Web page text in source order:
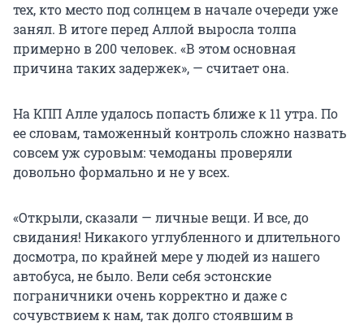
тех, кто место под солнцем в начале очереди уже
занял. В итоге перед Аллой выросла толпа
примерно в 200 человек. «В этом основная
причина таких задержек», — считает она.
На КПП Алле удалось попасть ближе к 11 утра. По
ее словам, таможенный контроль сложно назвать
совсем уж суровым: чемоданы проверяли
довольно формально и не у всех.
«Открыли, сказали — личные вещи. И все, до
свидания! Никакого углубленного и длительного
досмотра, по крайней мере у людей из нашего
автобуса, не было. Вели себя эстонские
пограничники очень корректно и даже с
сочувствием к нам, так долго стоявшим в